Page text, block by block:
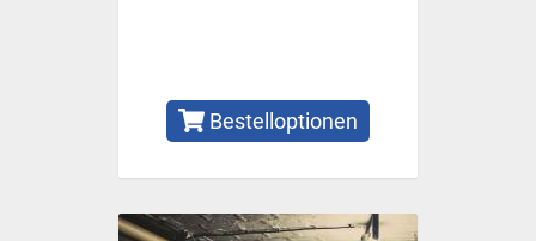
Bestelloptionen